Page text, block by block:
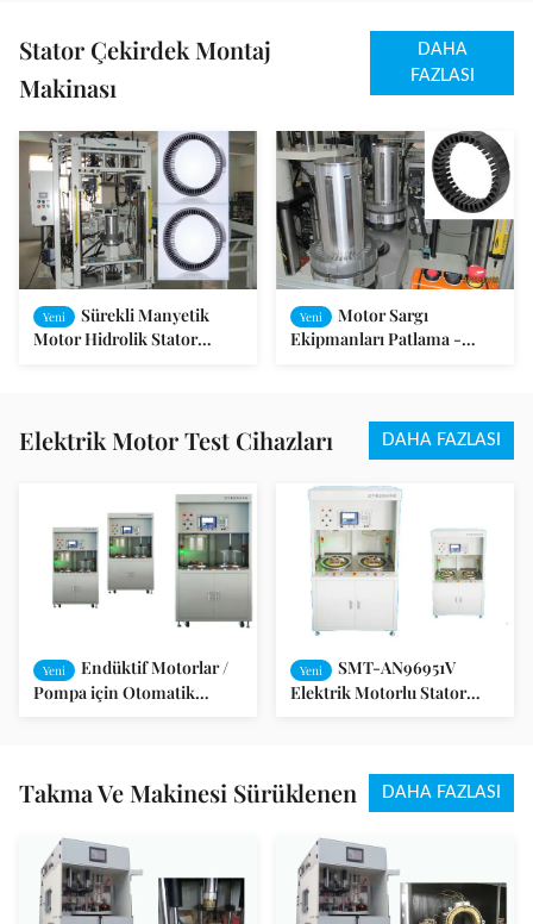
Stator Çekirdek Montaj
Makinası
DAHA
FAZLASI
Yeni
Sürekli Manyetik
Motor Hidrolik Stator
Yeni
Motor Sargı
Ekipmanları Patlama -
Elektrik Motor Test Cihazları DAHA FAZLASI
Yeni
Endüktif Motorlar /
Pompa için Otomatik
Yeni
SMT-AN96951V
Elektrik Motorlu Stator
Takma Ve Makinesi Sürüklenen DAHA FAZLASI